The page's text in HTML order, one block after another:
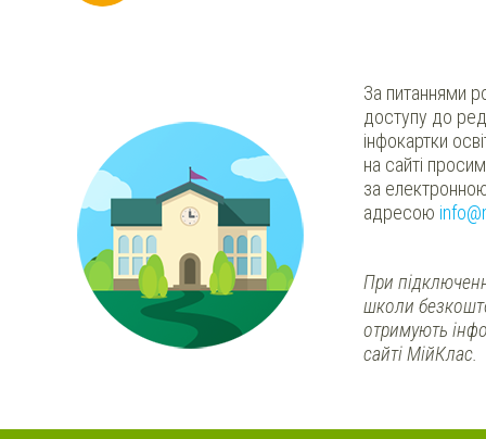
За питаннями
доступу до
інфокартки
на сайті
за
адресою
При
школи
отримують
сайті МійКлас.